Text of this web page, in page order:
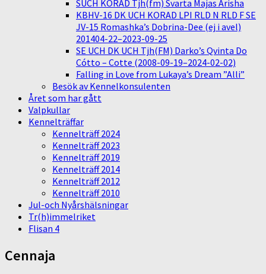
SUCH KORAD Tjh(fm) Svarta Majas Arisha
KBHV-16 DK UCH KORAD LPI RLD N RLD F SE
JV-15 Romashka’s Dobrina-Dee (ej i avel)
201404-22–2023-09-25
SE UCH DK UCH Tjh(FM) Darko’s Qvinta Do
Cótto – Cotte (2008-09-19–2024-02-02)
Falling in Love from Lukaya’s Dream ”Alli”
Besök av Kennelkonsulenten
Året som har gått
Valpkullar
Kennelträffar
Kennelträff 2024
Kennelträff 2023
Kennelträff 2019
Kennelträff 2014
Kennelträff 2012
Kennelträff 2010
Jul-och Nyårshälsningar
Tr(h)immelriket
Flisan 4
Cennaja